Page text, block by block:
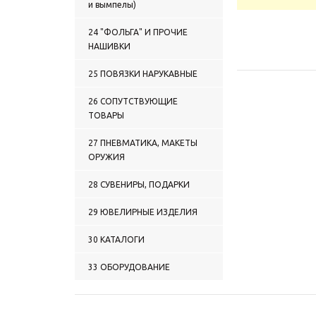
и вымпелы)
24 "ФОЛЬГА" И ПРОЧИЕ
НАШИВКИ
25 ПОВЯЗКИ НАРУКАВНЫЕ
26 СОПУТСТВУЮЩИЕ
ТОВАРЫ
27 ПНЕВМАТИКА, МАКЕТЫ
ОРУЖИЯ
28 СУВЕНИРЫ, ПОДАРКИ
29 ЮВЕЛИРНЫЕ ИЗДЕЛИЯ
30 КАТАЛОГИ
33 ОБОРУДОВАНИЕ